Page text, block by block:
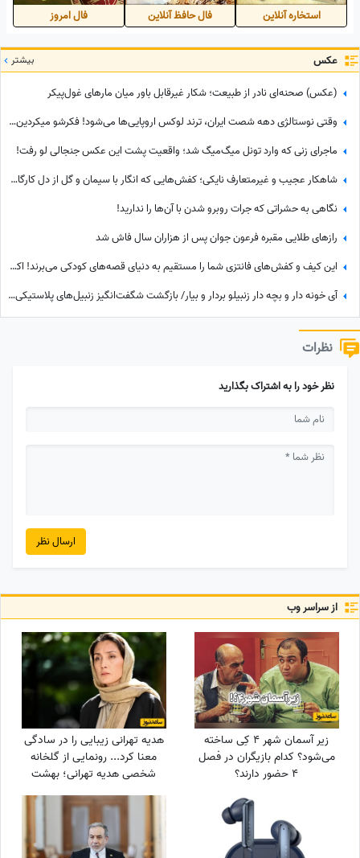
استخاره آنلاین فال حافظ آنلاین فال امروز
عکس بیشتر
(عکس) صحنه‌ای نادر از طبیعت؛ شکار غیرقابل‌ باور میان مارهای غول‌پیکر
وقتی نوستالژی‌ دهه شصت ایران، ترند لوکس اروپایی‌ها می‌شود! فکرشو میکردین مدل موی کفتری باز هم مد بشه؟
ماجرای زنی که وارد تونل میگ‌میگ شد؛ واقعیت پشت این عکس جنجالی لو رفت!
شاهکار عجیب و غیرمتعارف نایکی؛ کفش‌هایی که انگار با سیمان و گل از دل کارگاه ساختمانی بیرون آمده‌اند
نگاهی به حشراتی که جرات روبرو شدن با آن‌ها را ندارید!
رازهای طلایی مقبره فرعون جوان پس از هزاران سال فاش شد
این کیف و کفش‌های فانتزی شما را مستقیم به دنیای قصه‌های کودکی می‌برند! اکسسوری‌هایی که انگار از دل افسانه‌ها بیرون آمده‌اند! وقتی جک و لوبیای سحرآمیز وارد دنیای مد می‌شود!
‏آی خونه دار و بچه دار زنبیلو بردار و بیار/ بازگشت شگفت‌انگیز زنبیل‌های پلاستیکی دهه 60 به دنیای مد و فشن+عکس
نظرات
نظر خود را به اشتراک بگذارید
ارسال نظر
از سراسر وب
زیر آسمان شهر 4 کِی ساخته
می‌شود؟ کدام بازیگران در فصل
4 حضور دارند؟
هدیه تهرانی زیبایی را در سادگی
معنا کرد... رونمایی از گلخانه
شخصی هدیه تهرانی؛ بهشت
شمعدانی‌های رنگی خانم بازیگر
همه را شگفت‌زده کرد!